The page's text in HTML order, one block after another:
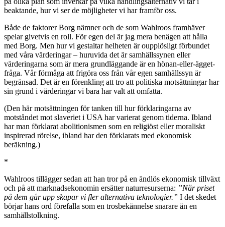
beaktande, hur vi ser de möjligheter vi har framför oss.
Både de faktorer Borg nämner och de som Wahlroos framhäver
spelar givetvis en roll. För egen del är jag mera benägen att hålla
med Borg. Men hur vi gestaltar helheten är oupplösligt förbundet
med våra värderingar – huruvida det är samhällssynen eller
värderingarna som är mera grundläggande är en hönan-eller-ägget-
fråga. Vår förmåga att frigöra oss från vår egen samhällssyn är
begränsad. Det är en förenkling att tro att politiska motsättningar har
sin grund i värderingar vi bara har valt att omfatta.
(Den här motsättningen för tanken till hur förklaringarna av
motståndet mot slaveriet i USA har varierat genom tiderna. Ibland
har man förklarat abolitionismen som en religiöst eller moraliskt
inspirerad rörelse, ibland har den förklarats med ekonomisk
beräkning.)
*
Wahlroos tillägger sedan att han tror på en ändlös ekonomisk tillväxt
och på att marknadsekonomin ersätter naturresurserna: ”När priset
på dem går upp skapar vi fler alternativa teknologier.” I det skedet
börjar hans ord förefalla som en trosbekännelse snarare än en
samhällstolkning.